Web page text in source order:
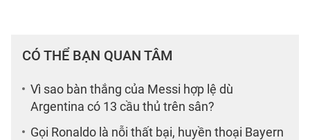
CÓ THỂ BẠN QUAN TÂM
Vì sao bàn thắng của Messi hợp lệ dù
Argentina có 13 cầu thủ trên sân?
Gọi Ronaldo là nỗi thất bại, huyền thoại Bayern